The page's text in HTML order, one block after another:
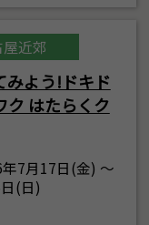
近郊
みよう!ドキド
ク はたらくク
7月17日(金) ～
(日)